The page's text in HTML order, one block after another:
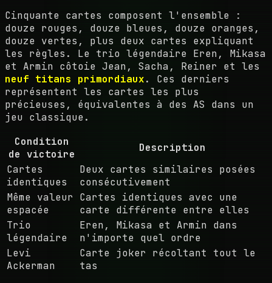
Cinquante cartes composent l'ensemble :
douze rouges, douze bleues, douze oranges,
douze vertes, plus deux cartes expliquant
les règles. Le trio légendaire Eren, Mikasa
et Armin côtoie Jean, Sacha, Reiner et les
neuf titans primordiaux. Ces derniers
représentent les cartes les plus
précieuses, équivalentes à des AS dans un
jeu classique.
Condition
de victoire
Description
Cartes
identiques
Deux cartes similaires posées
consécutivement
Même valeur
espacée
Cartes identiques avec une
carte différente entre elles
Trio
légendaire
Eren, Mikasa et Armin dans
n'importe quel ordre
Levi
Ackerman
Carte joker récoltant tout le
tas